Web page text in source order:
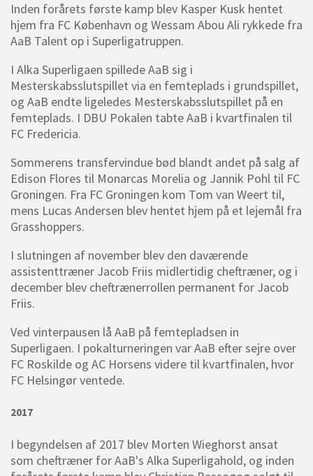
Inden forårets første kamp blev Kasper Kusk hentet
hjem fra FC København og Wessam Abou Ali rykkede fra
AaB Talent op i Superligatruppen.
I Alka Superligaen spillede AaB sig i
Mesterskabsslutspillet via en femteplads i grundspillet,
og AaB endte ligeledes Mesterskabsslutspillet på en
femteplads. I DBU Pokalen tabte AaB i kvartfinalen til
FC Fredericia.
Sommerens transfervindue bød blandt andet på salg af
Edison Flores til Monarcas Morelia og Jannik Pohl til FC
Groningen. Fra FC Groningen kom Tom van Weert til,
mens Lucas Andersen blev hentet hjem på et lejemål fra
Grasshoppers.
I slutningen af november blev den daværende
assistenttræner Jacob Friis midlertidig cheftræner, og i
december blev cheftrænerrollen permanent for Jacob
Friis.
Ved vinterpausen lå AaB på femtepladsen in
Superligaen. I pokalturneringen var AaB efter sejre over
FC Roskilde og AC Horsens videre til kvartfinalen, hvor
FC Helsingør ventede.
2017
I begyndelsen af 2017 blev Morten Wieghorst ansat
som cheftræner for AaB's Alka Superligahold, og inden